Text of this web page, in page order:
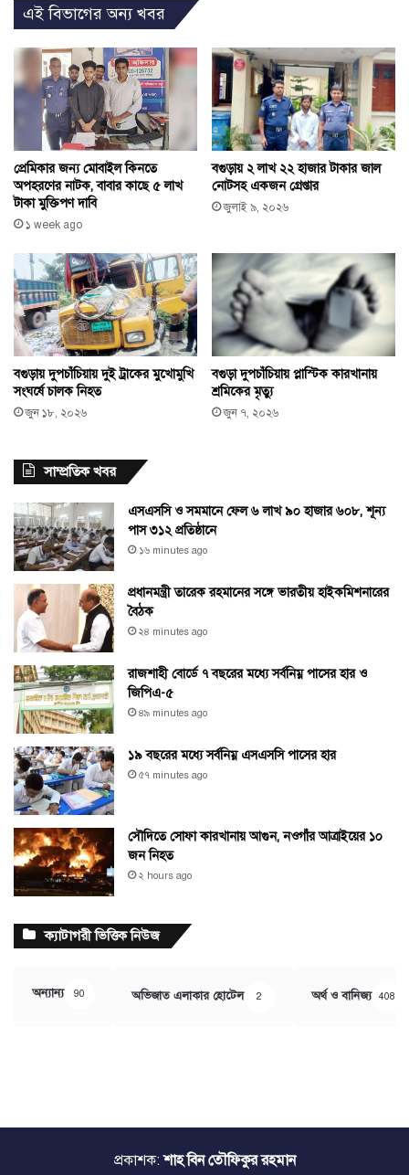
এই বিভাগের অন্য খবর
প্রেমিকার জন্য মোবাইল কিনতে
অপহরণের নাটক, বাবার কাছে ৫ লাখ
টাকা মুক্তিপণ দাবি
১ week ago
বগুড়ায় ২ লাখ ২২ হাজার টাকার জাল
নোটসহ একজন গ্রেপ্তার
জুলাই ৯, ২০২৬
বগুড়ায় দুপচাঁচিয়ায় দুই ট্রাকের মুখোমুখি
সংঘর্ষে চালক নিহত
জুন ১৮, ২০২৬
বগুড়া দুপচাঁচিয়ায় প্লাস্টিক কারখানায়
শ্রমিকের মৃত্যু
জুন ৭, ২০২৬
সাম্প্রতিক খবর
এসএসসি ও সমমানে ফেল ৬ লাখ ৯০ হাজার ৬০৮, শূন্য
পাস ৩১২ প্রতিষ্ঠানে
১৬ minutes ago
প্রধানমন্ত্রী তারেক রহমানের সঙ্গে ভারতীয় হাইকমিশনারের
বৈঠক
২৪ minutes ago
রাজশাহী বোর্ডে ৭ বছরের মধ্যে সর্বনিম্ন পাসের হার ও
জিপিএ-৫
৪৯ minutes ago
১৯ বছরের মধ্যে সর্বনিম্ন এসএসসি পাসের হার
৫৭ minutes ago
সৌদিতে সোফা কারখানায় আগুন, নওগাঁর আত্রাইয়ের ১০
জন নিহত
২ hours ago
ক্যাটাগরী ভিত্তিক নিউজ
অন্যান্য 90 অভিজাত এলাকার হোটেল 2 অর্থ ও বানিজ্য 408
প্রকাশক:শাহ বিন তৌফিকুর রহমান